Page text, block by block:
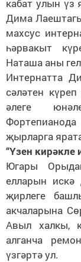
кабат улын үз
Дима
махсус
һәрвакыт
Наташа аны
Интернатта
сәләтен
әлеге
җырларга
“Үзен кирәкле
Югары
елларын
җирлеге
акчаларына
Авыл халкы,
алганча
үзгәртә ул.